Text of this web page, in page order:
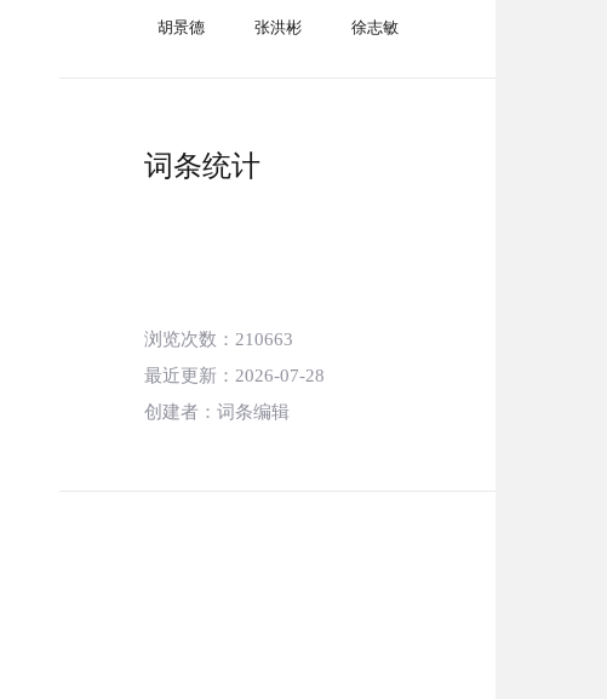
胡景德 张洪彬 徐志敏
词条统计
浏览次数 ：210663
最近更新 ：2026-07-28
创建者 ：词条编辑